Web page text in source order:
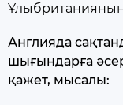
Англияда
шығындарға
қажет, мысалы: